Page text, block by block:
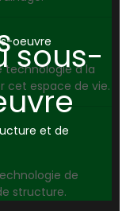
oeuvre
technologie à la
cet espace de vie.
et de
de
structure.